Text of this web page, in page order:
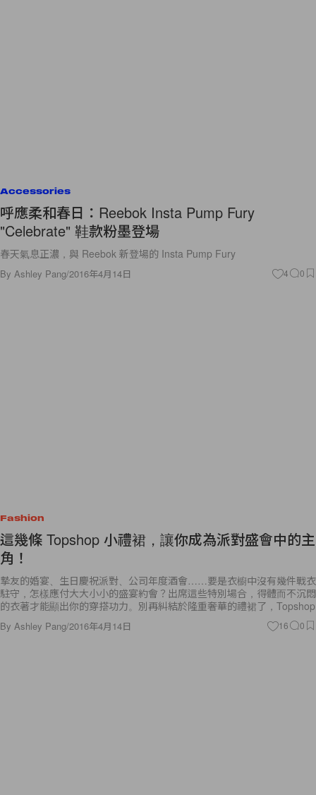
Accessories
呼應柔和春日：Reebok Insta Pump Fury
"Celebrate" 鞋款粉墨登場
春天氣息正濃，與 Reebok 新登場的 Insta Pump Fury
By Ashley Pang/2016年4月14日 4 0
Fashion
這幾條 Topshop 小禮裙，讓你成為派對盛會中的主
角！
摯友的婚宴、生日慶祝派對、公司年度酒會……要是衣櫥中沒有幾件戰衣
駐守，怎樣應付大大小小的盛宴約會？出席這些特別場合，得體而不沉悶
的衣著才能顯出你的穿搭功力。別再糾結於隆重奢華的禮裙了，Topshop
By Ashley Pang/2016年4月14日 16 0